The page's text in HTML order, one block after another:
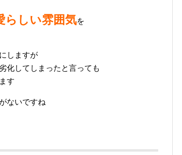
らしい雰囲気を
しますが
化してしまったと言っても
す
ないですね